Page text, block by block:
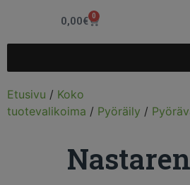
0,00€ 0
Etusivu / Koko
tuotevalikoima / Pyöräily /